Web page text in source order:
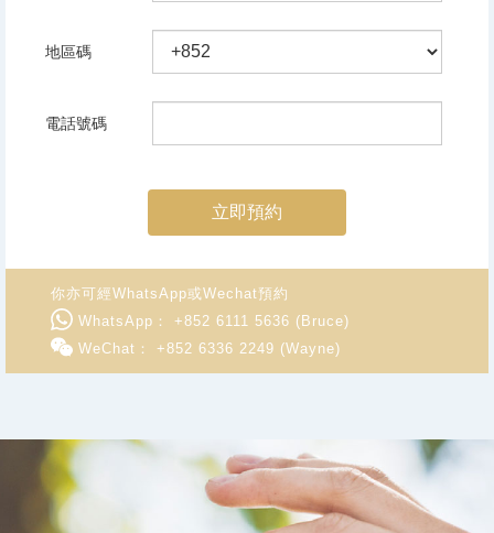
地區碼
電話號碼
立即預約
你亦可經WhatsApp或Wechat預約
WhatsApp： +852 6111 5636 (Bruce)
WeChat： +852 6336 2249 (Wayne)